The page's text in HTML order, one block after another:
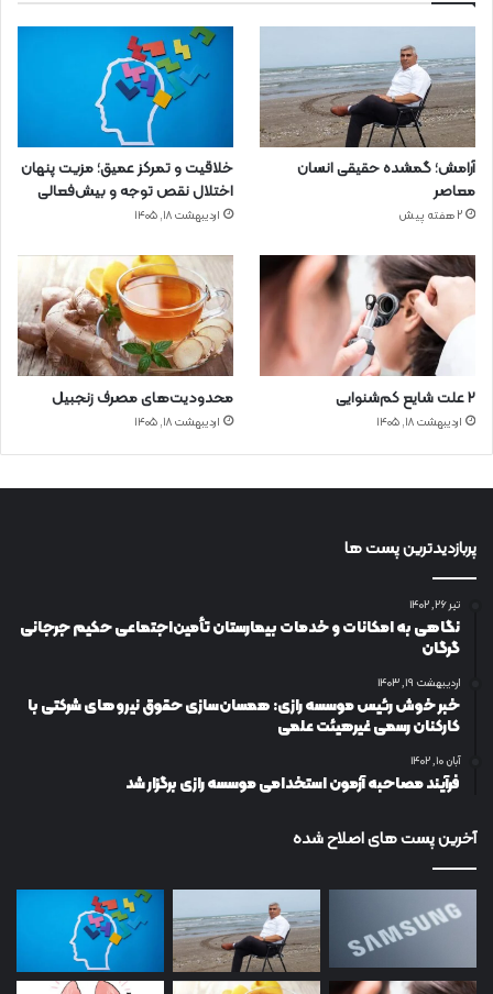
آرامش؛ گمشده حقیقی انسان
معاصر
2 هفته پیش
خلاقیت و تمرکز عمیق؛ مزیت پنهان
اختلال نقص توجه و بیش‌فعالی
اردیبهشت ۱۸, ۱۴۰۵
۲ علت شایع‌ کم‌شنوایی
اردیبهشت ۱۸, ۱۴۰۵
محدودیت‌های مصرف زنجبیل
اردیبهشت ۱۸, ۱۴۰۵
پربازدیدترین پست ها
تیر ۲۶, ۱۴۰۲
نگاهی به امکانات و خدمات بیمارستان تأمین‌اجتماعی حکیم جرجانی
گرگان
اردیبهشت ۱۹, ۱۴۰۳
خبر خوش رئیس موسسه رازی: همسان‌سازی حقوق نیروهای شرکتی با
کارکنان رسمی غیرهیئت علمی
آبان ۱۰, ۱۴۰۲
فرآیند مصاحبه آزمون استخدامی موسسه رازی برگزار شد
آخرین پست های اصلاح شده